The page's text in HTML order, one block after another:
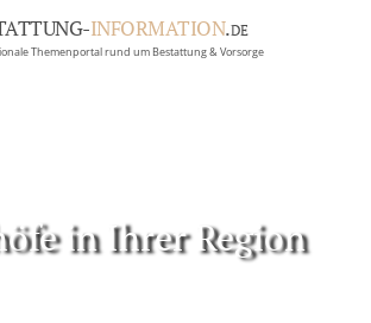
INFORMATION.DE
Themenportal rund um Bestattung & Vorsorge
in Ihrer Region